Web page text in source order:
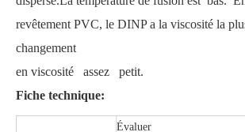
revêtement PVC, le DINP a la viscosité la
changement
en viscosité assez petit.
Fiche technique:
Évaluer